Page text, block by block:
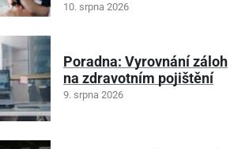
10. srpna 2026
Poradna: Vyrovnání záloh
na zdravotním pojištění
9. srpna 2026